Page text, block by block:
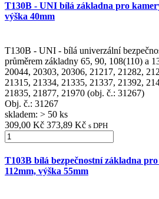
T130B - UNI bílá základna pro
výška 40mm
T130B - UNI - bílá univerzální
průměrem základny 65, 90, 108(110) a
20044, 20303, 20306, 21217, 21282,
21315, 21334, 21335, 21337, 21392,
21835, 21877, 21970 (obj. č.: 31267)
Obj. č.: 31267
skladem: > 50 ks
309,00 Kč 373,89 Kč s DPH
T103B bílá bezpečnostní základna
112mm, výška 55mm